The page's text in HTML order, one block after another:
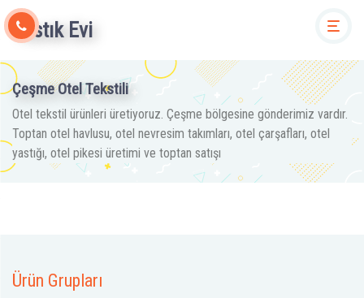
Yastık Evi
Çeşme Otel Tekstili
Otel tekstil ürünleri üretiyoruz. Çeşme bölgesine gönderimiz vardır.
Toptan otel havlusu, otel nevresim takımları, otel çarşafları, otel
yastığı, otel pikesi üretimi ve toptan satışı
Ürün Grupları